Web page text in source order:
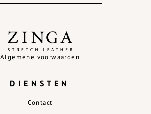
Algemene voorwaarden
DIENSTEN
Contact